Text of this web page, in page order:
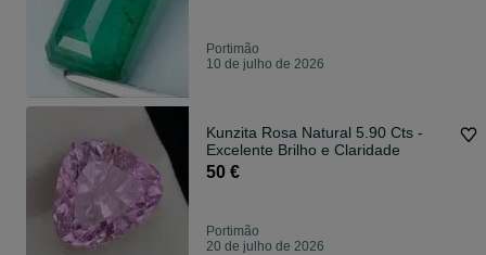
Portimão
10 de julho de 2026
Kunzita Rosa Natural 5.90 Cts -
Excelente Brilho e Claridade
50 €
Portimão
20 de julho de 2026